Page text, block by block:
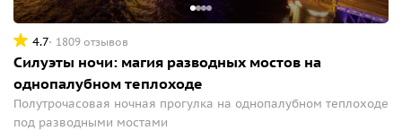
4.7 1809 отзывов
Силуэты ночи: магия разводных мостов на
однопалубном теплоходе
Полутрочасовая ночная прогулка на однопалубном теплоходе
под разводными мостами